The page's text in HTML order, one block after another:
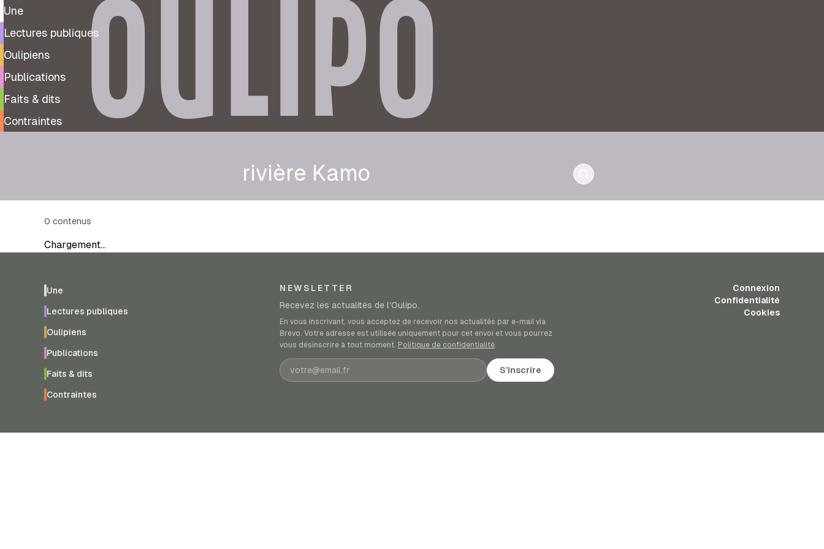
Une
Lectures publiques
Oulipiens
Publications
Faits & dits
Contraintes
OULIPO
rivière Kamo
0 contenus
Chargement…
Une
Lectures publiques
Oulipiens
Publications
Faits & dits
Contraintes
NEWSLETTER
Recevez les actualités de l’Oulipo.
En vous inscrivant, vous acceptez de recevoir nos actualités par e-mail via
Brevo. Votre adresse est utilisée uniquement pour cet envoi et vous pourrez
vous désinscrire à tout moment. Politique de confidentialité.
Adresse e-mail S’inscrire
Connexion
Confidentialité
Cookies